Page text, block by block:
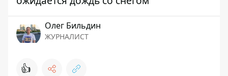
Олег Бильдин
ЖУРНАЛИСТ
👍